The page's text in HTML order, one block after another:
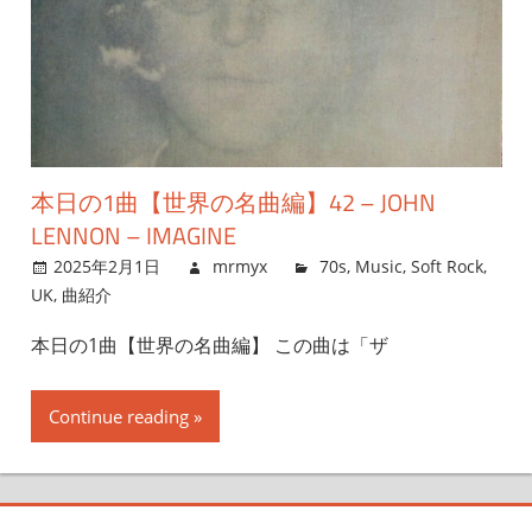
本日の1曲【世界の名曲編】42 – JOHN
LENNON – IMAGINE
2025年2月1日 mrmyx 70s, Music,Soft Rock,
UK, 曲紹介
本日の1曲【世界の名曲編】 この曲は「ザ
Continue reading